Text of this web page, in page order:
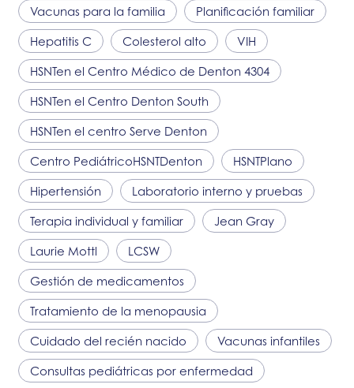
Vacunas para la familia Planificación familiar
Hepatitis C Colesterol alto VIH
HSNTen el Centro Médico de Denton 4304
HSNTen el Centro Denton South
HSNTen el centro Serve Denton
Centro PediátricoHSNTDenton HSNTPlano
Hipertensión Laboratorio interno y pruebas
Terapia individual y familiar Jean Gray
Laurie Mottl LCSW
Gestión de medicamentos
Tratamiento de la menopausia
Cuidado del recién nacido Vacunas infantiles
Consultas pediátricas por enfermedad